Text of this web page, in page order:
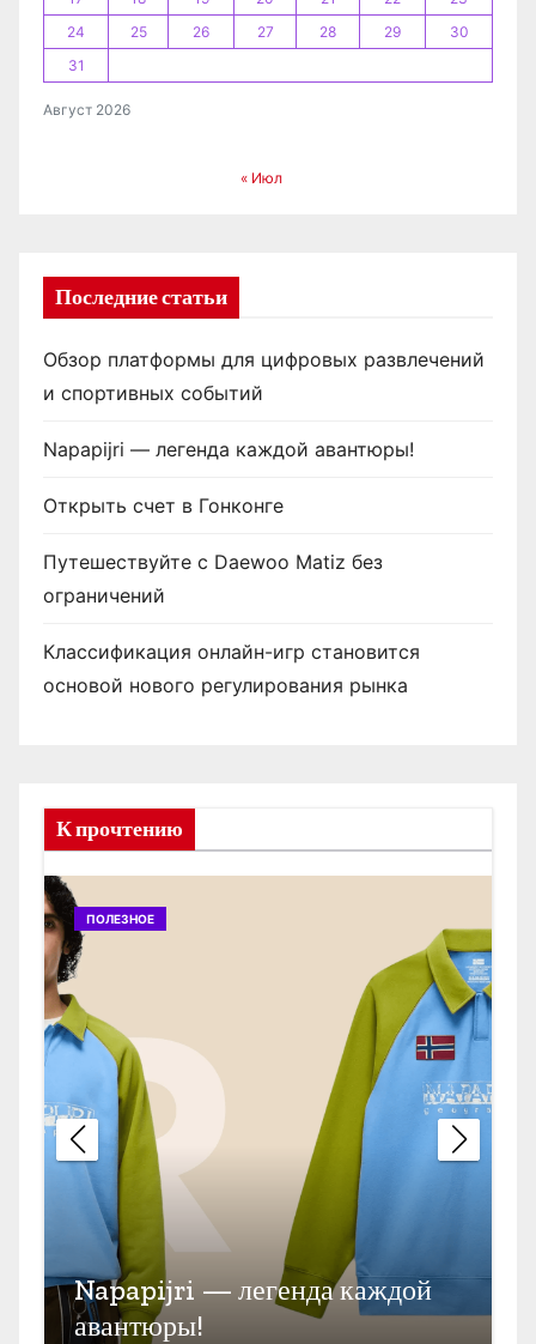
м
Август 2026
24
25 26 27 28 29
30
31
« Июл
Последние статьи
Обзор платформы для цифровых развлечений
и спортивных событий
Napapijri — легенда каждой авантюры!
Открыть счет в Гонконге
Путешествуйте с Daewoo Matiz без
ограничений
Классификация онлайн-игр становится
основой нового регулирования рынка
К прочтению
ПОЛЕЗНОЕ
Открыть счет в Гонконге